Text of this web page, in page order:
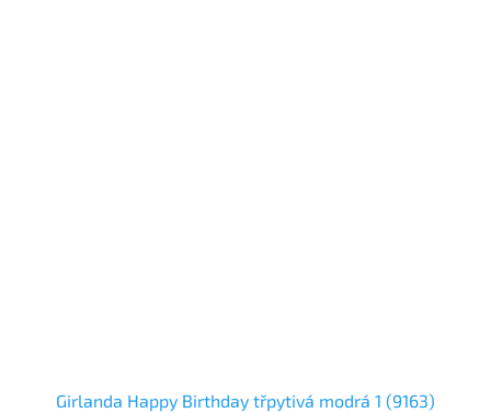
Girlanda Happy Birthday třpytivá modrá 1 (9163)